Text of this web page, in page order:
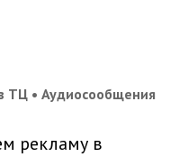
ТЦ • Аудиосообщения
рекламу в